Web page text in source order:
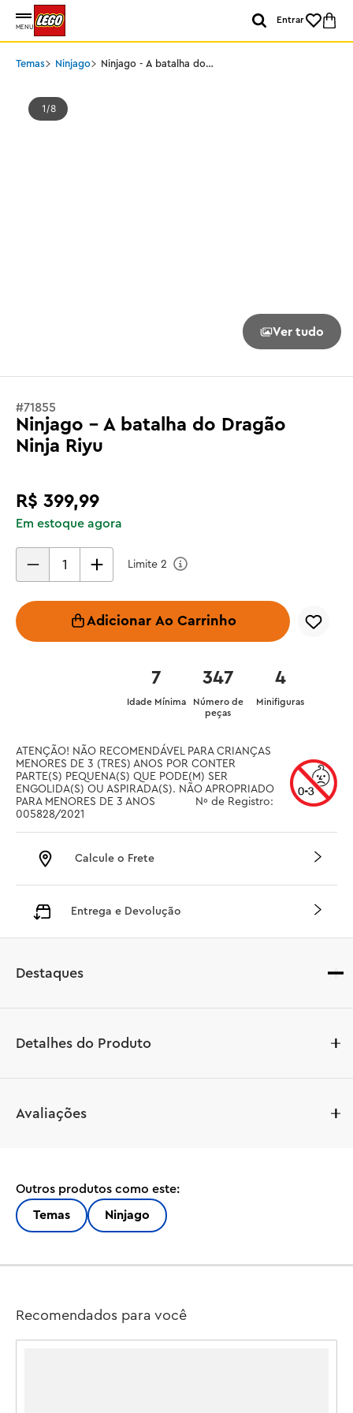
MENU
Entrar
Temas Ninjago
Ninjago - A batalha do
1 8
Ver tudo
#71855
Ninjago - A batalha do Dragão
Ninja Riyu
R$ 399,99
Em estoque agora
Limite 2
Adicionar Ao Carrinho
347
Número de
peças
4
Minifiguras
7
Idade Mínima
ATENÇÃO! NÃO RECOMENDÁVEL PARA CRIANÇAS
MENORES DE 3 (TRES) ANOS POR CONTER
PARTE(S) PEQUENA(S) QUE PODE(M) SER
ENGOLIDA(S) OU ASPIRADA(S). NÃO APROPRIADO
PARA MENORES DE 3 ANOS		 Nº de Registro:
005828/2021
Calcule o Frete
Entrega e Devolução
Destaques
Detalhes do Produto
construir este brinquedo ninja LEGO® NINJAGO® Batalha
de brinquedo com asas, pernas, pés, braços, pulsos,
garras, cabeça, cauda e ombros articuláveis, além de
uma espada grande e shurikens. As crianças também
conjunto Missão do Cole: Robô e Dragão Zane (71854)
dragão vem com 4 minifiguras: os guerreiros ninja Arin e
Nya em sua forma de dragão, e os vilões Monstro
Avaliações
Outros produtos como este:
Temas Ninjago
Recomendados para você